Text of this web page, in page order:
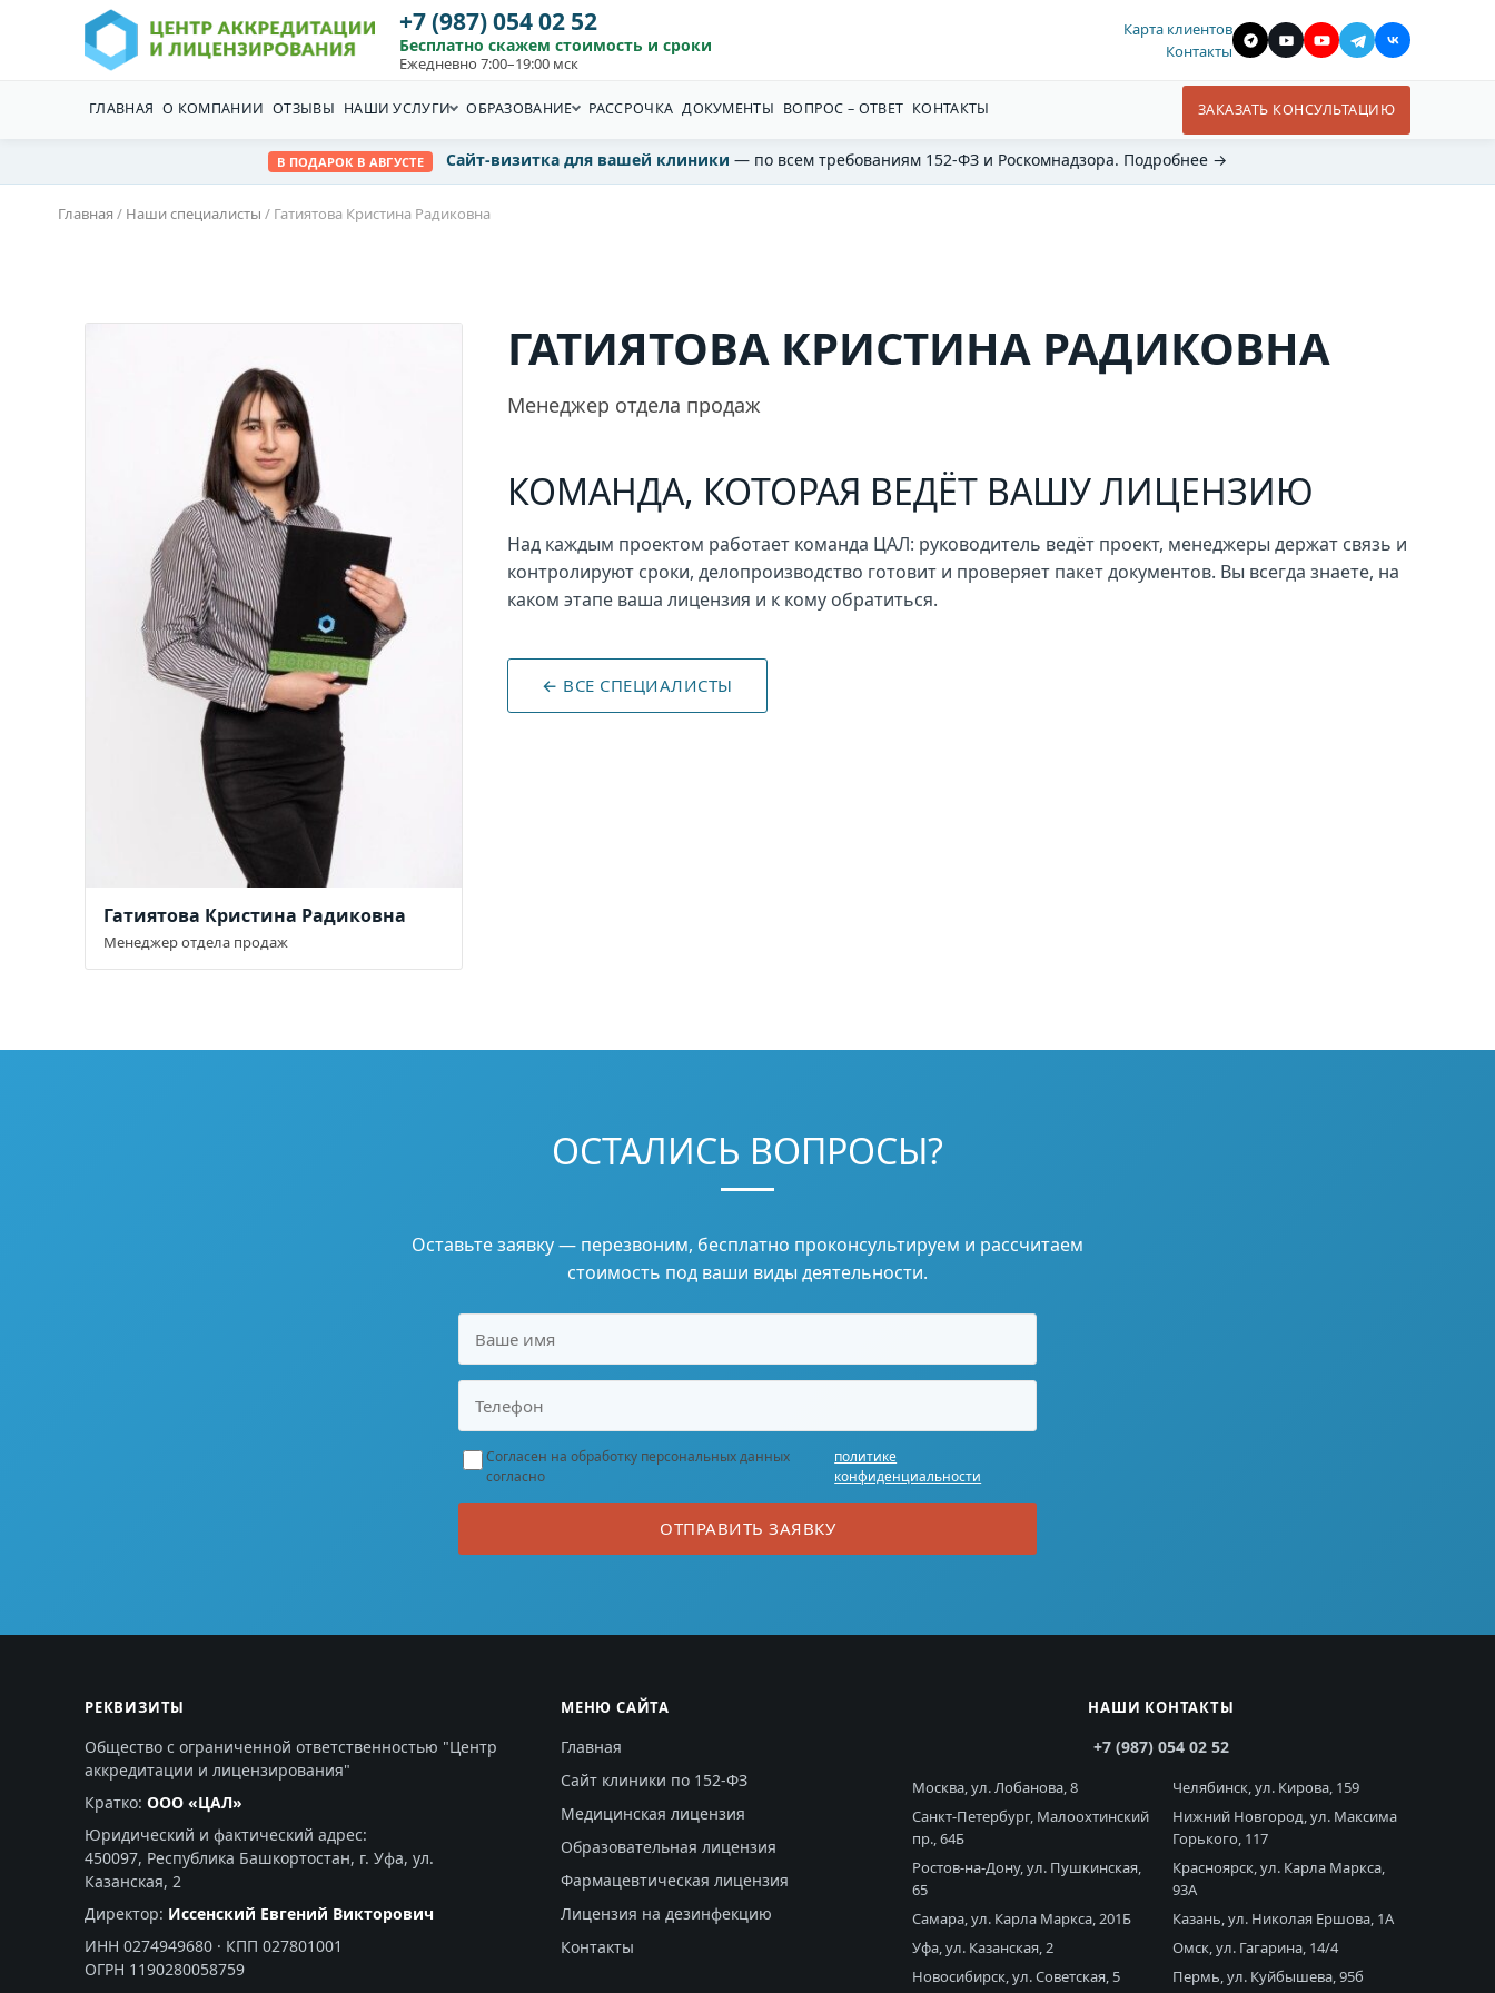
+7 (987) 054 02 52
Бесплатно скажем стоимость и сроки
Ежедневно 7:00–19:00 мск
Карта клиентов
Контакты
ГЛАВНАЯ О КОМПАНИИ ОТЗЫВЫ НАШИ УСЛУГИ ОБРАЗОВАНИЕ РАССРОЧКА ДОКУМЕНТЫ ВОПРОС – ОТВЕТ КОНТАКТЫ ЗАКАЗАТЬ КОНСУЛЬТАЦИЮ
В ПОДАРОК В АВГУСТЕ Сайт-визитка для вашей клиники — по всем требованиям 152-ФЗ и Роскомнадзора. Подробнее →
Главная / Наши специалисты / Гатиятова Кристина Радиковна
Гатиятова Кристина Радиковна
Менеджер отдела продаж
ГАТИЯТОВА КРИСТИНА РАДИКОВНА
Менеджер отдела продаж
КОМАНДА, КОТОРАЯ ВЕДЁТ ВАШУ ЛИЦЕНЗИЮ
Над каждым проектом работает команда ЦАЛ: руководитель ведёт проект, менеджеры держат связь и
контролируют сроки, делопроизводство готовит и проверяет пакет документов. Вы всегда знаете, на
каком этапе ваша лицензия и к кому обратиться.
← ВСЕ СПЕЦИАЛИСТЫ
ОСТАЛИСЬ ВОПРОСЫ?
Оставьте заявку — перезвоним, бесплатно проконсультируем и рассчитаем
стоимость под ваши виды деятельности.
Согласен на обработку персональных данных
согласно
политике
конфиденциальности
ОТПРАВИТЬ ЗАЯВКУ
РЕКВИЗИТЫ
Общество с ограниченной ответственностью "Центр
аккредитации и лицензирования"
Кратко: ООО «ЦАЛ»
Юридический и фактический адрес:
450097, Республика Башкортостан, г. Уфа, ул.
Казанская, 2
Директор: Иссенский Евгений Викторович
ИНН 0274949680 · КПП 027801001
ОГРН 1190280058759
МЕНЮ САЙТА
Главная
Сайт клиники по 152-ФЗ
Медицинская лицензия
Образовательная лицензия
Фармацевтическая лицензия
Лицензия на дезинфекцию
Контакты
НАШИ КОНТАКТЫ
+7 (987) 054 02 52
Москва, ул. Лобанова, 8
Санкт-Петербург, Малоохтинский
пр., 64Б
Ростов-на-Дону, ул. Пушкинская,
65
Самара, ул. Карла Маркса, 201Б
Уфа, ул. Казанская, 2
Новосибирск, ул. Советская, 5
Челябинск, ул. Кирова, 159
Нижний Новгород, ул. Максима
Горького, 117
Красноярск, ул. Карла Маркса,
93А
Казань, ул. Николая Ершова, 1А
Омск, ул. Гагарина, 14/4
Пермь, ул. Куйбышева, 95б